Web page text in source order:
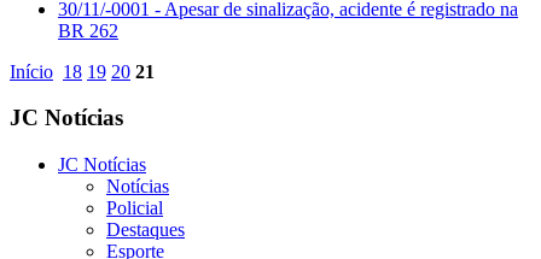
30/11/-0001 - Apesar de sinalização, acidente é registrado na
BR 262
Início 18 19 20 21
JC Notícias
JC Notícias
Notícias
Policial
Destaques
Esporte